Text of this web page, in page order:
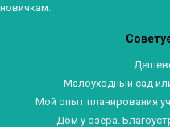
новичкам.
Малоуходный сад
Мой опыт планирования
Дом у озера.